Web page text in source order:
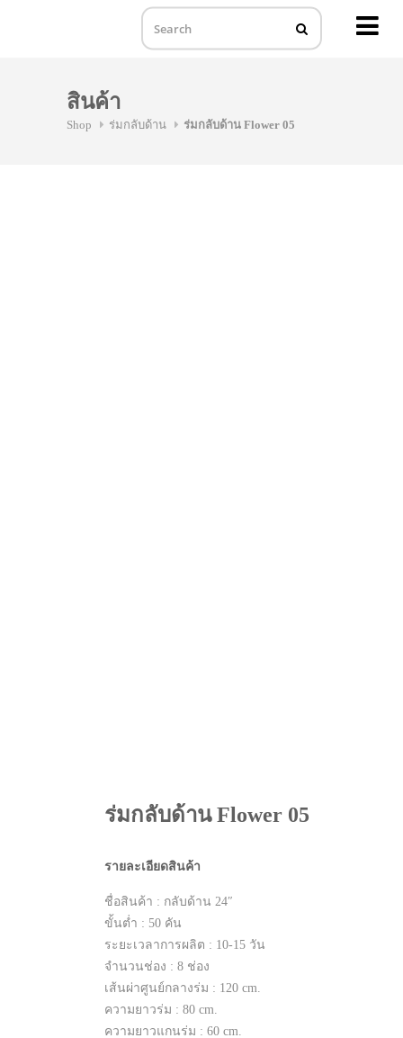
สินค้า
Shop ร่มกลับด้าน ร่มกลับด้าน Flower 05
ร่มกลับด้าน Flower 05
รายละเอียดสินค้า
ชื่อสินค้า : กลับด้าน 24″
ขั้นต่ำ : 50 คัน
ระยะเวลาการผลิต : 10-15 วัน
จำนวนช่อง : 8 ช่อง
เส้นผ่าศูนย์กลางร่ม : 120 cm.
ความยาวร่ม : 80 cm.
ความยาวแกนร่ม : 60 cm.